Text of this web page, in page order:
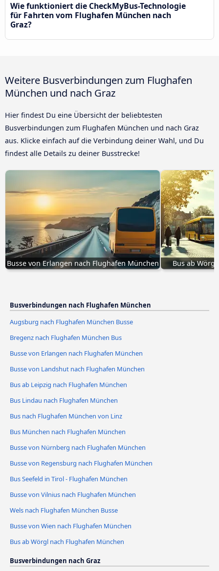
Wie funktioniert die CheckMyBus-Technologie
für Fahrten vom Flughafen München nach
Graz?
Weitere Busverbindungen zum Flughafen
München und nach Graz
Hier findest Du eine Übersicht der beliebtesten
Busverbindungen zum Flughafen München und nach Graz
aus. Klicke einfach auf die Verbindung deiner Wahl, und Du
findest alle Details zu deiner Busstrecke!
Busse von Erlangen nach Flughafen München Bus ab
Busverbindungen nach Flughafen München
Augsburg nach Flughafen München Busse
Bregenz nach Flughafen München Bus
Busse von Erlangen nach Flughafen München
Busse von Landshut nach Flughafen München
Bus ab Leipzig nach Flughafen München
Bus Lindau nach Flughafen München
Bus nach Flughafen München von Linz
Bus München nach Flughafen München
Busse von Nürnberg nach Flughafen München
Busse von Regensburg nach Flughafen München
Bus Seefeld in Tirol - Flughafen München
Busse von Vilnius nach Flughafen München
Wels nach Flughafen München Busse
Busse von Wien nach Flughafen München
Bus ab Wörgl nach Flughafen München
Busverbindungen nach Graz